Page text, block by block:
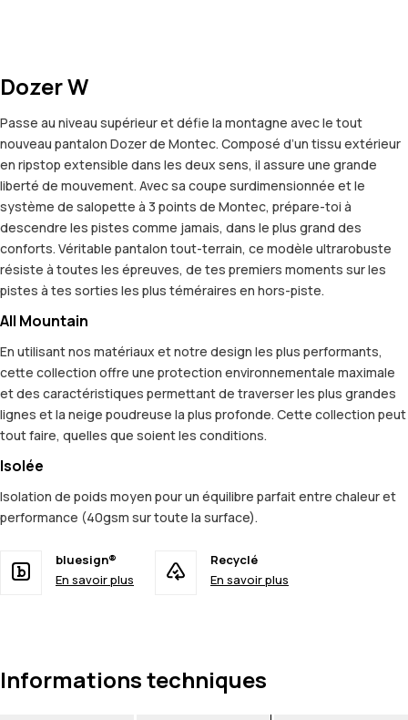
Dozer W
Passe au niveau supérieur et défie la montagne avec le tout
nouveau pantalon Dozer de Montec. Composé d’un tissu extérieur
en ripstop extensible dans les deux sens, il assure une grande
liberté de mouvement. Avec sa coupe surdimensionnée et le
système de salopette à 3 points de Montec, prépare-toi à
descendre les pistes comme jamais, dans le plus grand des
conforts. Véritable pantalon tout-terrain, ce modèle ultrarobuste
résiste à toutes les épreuves, de tes premiers moments sur les
pistes à tes sorties les plus téméraires en hors-piste.
All Mountain
En utilisant nos matériaux et notre design les plus performants,
cette collection offre une protection environnementale maximale
et des caractéristiques permettant de traverser les plus grandes
lignes et la neige poudreuse la plus profonde. Cette collection peut
tout faire, quelles que soient les conditions.
Isolée
Isolation de poids moyen pour un équilibre parfait entre chaleur et
performance (40gsm sur toute la surface).
bluesign®
En savoir plus
Recyclé
En savoir plus
Informations techniques